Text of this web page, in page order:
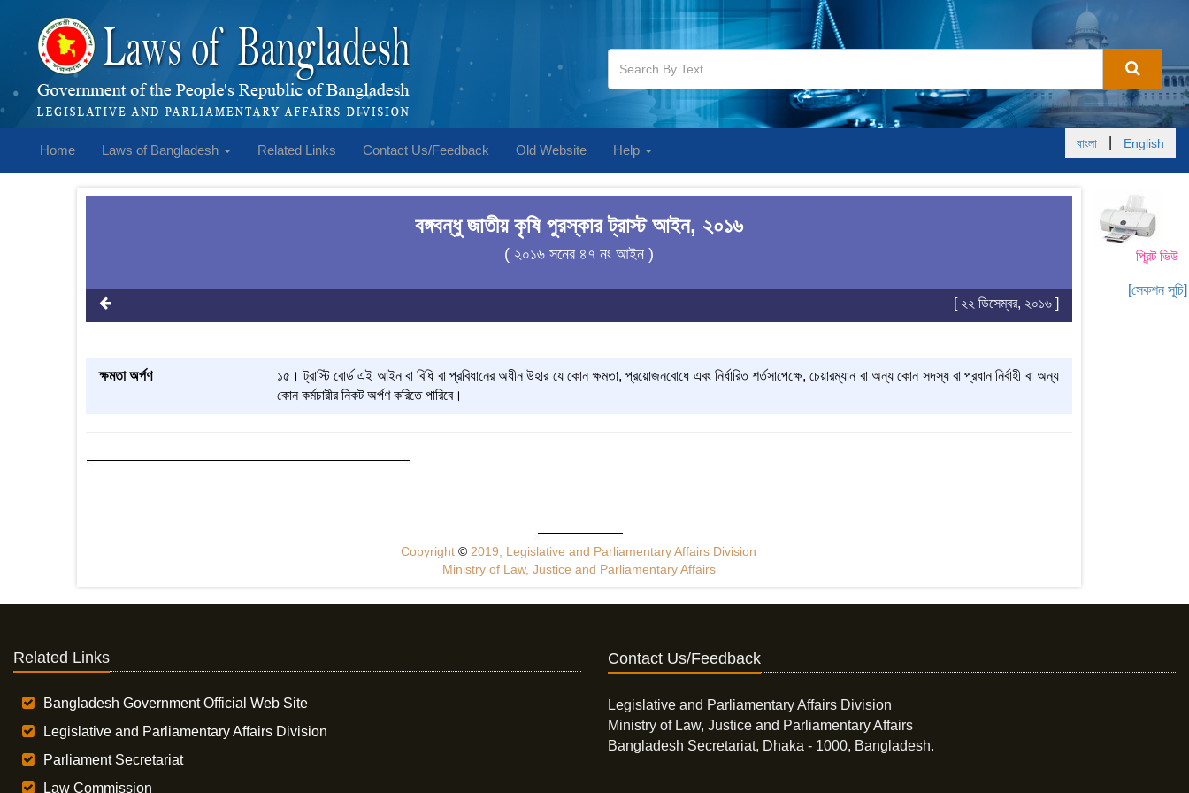
Home Laws of Bangladesh Related Links Contact Us/Feedback Old Website Help বাংলা English
প্রিন্ট ভিউ
[সেকশন সূচি]
বঙ্গবন্ধু জাতীয় কৃষি পুরস্কার ট্রাস্ট আইন, ২০১৬
( ২০১৬ সনের ৪৭ নং আইন )
[ ২২ ডিসেম্বর, ২০১৬ ]
ক্ষমতা অর্পণ
১৫। ট্রাস্টি বোর্ড এই আইন বা বিধি বা প্রবিধানের অধীন উহার যে কোন ক্ষমতা, প্রয়োজনবোধে এবং নির্ধারিত শর্তসাপেক্ষে, চেয়ারম্যান বা অন্য কোন সদস্য বা প্রধান নির্বাহী বা অন্য
কোন কর্মচারীর নিকট অর্পণ করিতে পারিবে।
Copyright© 2019, Legislative and Parliamentary Affairs Division
Ministry of Law, Justice and Parliamentary Affairs
Related Links
Bangladesh Government Official Web Site
Legislative and Parliamentary Affairs Division
Parliament Secretariat
Law Commission
Contact Us/Feedback
Legislative and Parliamentary Affairs Division
Ministry of Law, Justice and Parliamentary Affairs
Bangladesh Secretariat, Dhaka - 1000, Bangladesh.